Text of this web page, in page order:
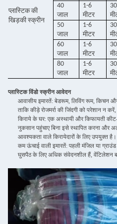
प्लास्टिक की
खिड़की स्क्रीन
40
जाल
1-6
मीटर
50
जाल
1-6
मीटर
60
जाल
1-6
मीटर
80
जाल
1-6
मीटर
प्लास्टिक विंडो स्क्रीन आवेदन
आवासीय इमारतें: बेडरूम, लिविंग रूम, किचन
ताकि कीड़े रोजमर्रा की जिंदगी को परेशान न
किराये के घर: एक अस्थायी और किफायती
नुकसान पहुंचाए बिना इसे स्थापित करना और
आवश्यकता वाले किरायेदारों के लिए उपयुक्त है।
कम ऊंचाई वाली इमारतें: पहली मंजिल या
घुसपैठ के लिए अधिक संवेदनशील हैं, वेंटिलेशन